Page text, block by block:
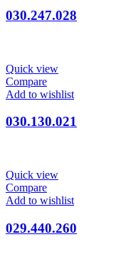
030.247.028
Quick view
Compare
Add to wishlist
030.130.021
Quick view
Compare
Add to wishlist
029.440.260